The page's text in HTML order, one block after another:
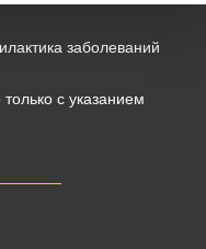
заболеваний
с указанием